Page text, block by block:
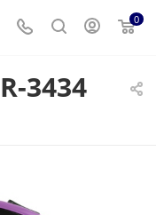
0
3434